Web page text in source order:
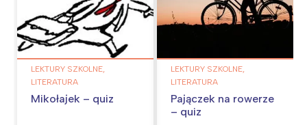
LEKTURY SZKOLNE,
LITERATURA
Mikołajek – quiz
LEKTURY SZKOLNE,
LITERATURA
Pajączek na rowerze
– quiz